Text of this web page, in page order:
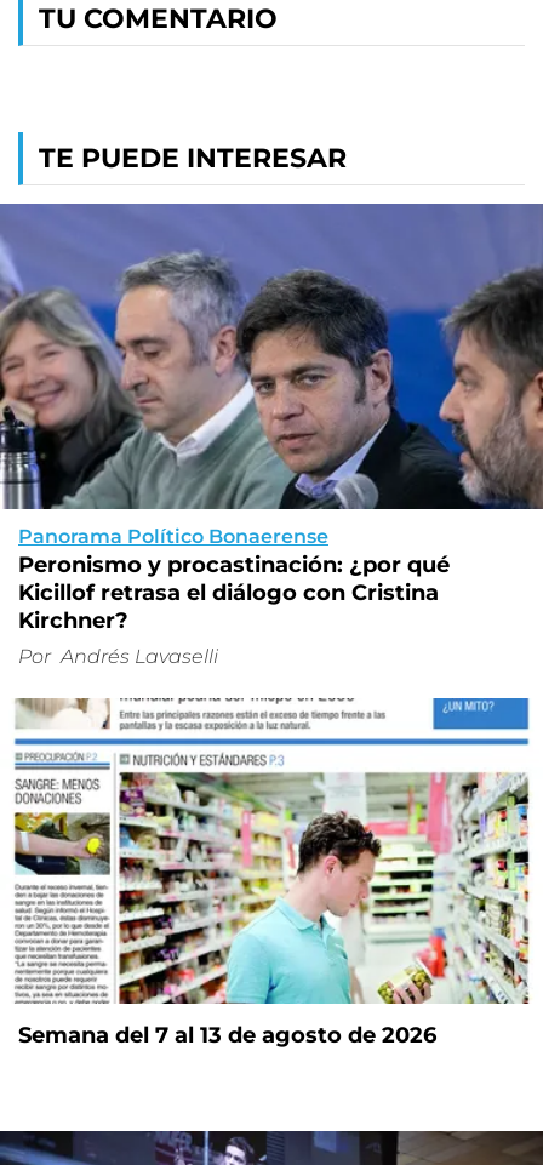
TU COMENTARIO
TE PUEDE INTERESAR
Panorama Político Bonaerense
Peronismo y procastinación: ¿por qué
Kicillof retrasa el diálogo con Cristina
Kirchner?
Por Andrés Lavaselli
Semana del 7 al 13 de agosto de 2026